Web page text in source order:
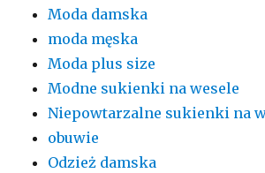
Moda damska
moda męska
Moda plus size
Modne sukienki na wesele
Niepowtarzalne sukienki na
obuwie
Odzież damska